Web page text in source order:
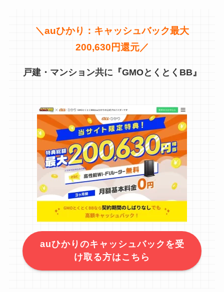
＼auひかり：キャッシュバック最大
200,630円還元／
戸建・マンション共に『GMOとくとくBB』
auひかりのキャッシュバックを受
け取る方はこちら